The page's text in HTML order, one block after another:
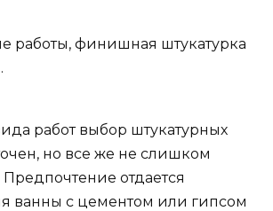
работы, финишная штукатурка
работ выбор штукатурных
но все же не слишком
Предпочтение отдается
ванны с цементом или гипсом